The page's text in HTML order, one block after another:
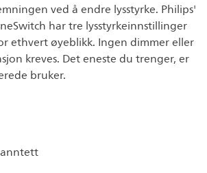
ved å endre lysstyrke. Philips'
har tre lysstyrkeinnstillinger
ethvert øyeblikk. Ingen dimmer eller
kreves. Det eneste du trenger, er
bruker.